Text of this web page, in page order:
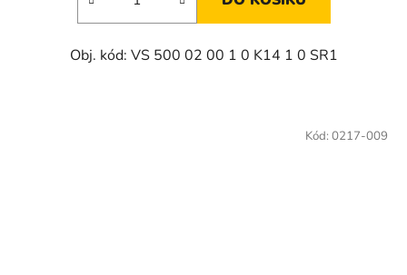
Obj. kód: VS 500 02 00 1 0 K14 1 0 SR1
Kód: 0217-009